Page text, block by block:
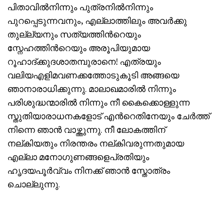
പിതാവിൽനിന്നും പുത്രനിൽനിന്നും
പുറപ്പെടുന്നവനും, എല്ലാത്തിലും അവർക്കു
തുല്ല്യനും സത്യത്തിന്‍റെയും
സ്നേഹത്തിന്‍റെയും അരൂപിയുമായ
റൂഹാദ്ക്കുദശാതമ്പുരാനെ! എത്രയും
വലിയഎളിമവണക്കത്തോടുകൂടി അങ്ങയെ
ഞാനാരാധിക്കുന്നു. മാലാഖമാരിൽ നിന്നും
പരിശുദ്ധന്മാരിൽ നിന്നും നീ കൈക്കൊള്ളുന്ന
സ്തുതിയാരാധനകളോട് എന്‍റെതിനേയും ചേർത്ത്
നിന്നെ ഞാൻ വാഴ്ത്തുന്നു. നീ ലോകത്തിന്
നല്കിയതും നിരന്തരം നല്കിവരുന്നതുമായ
എല്ലാ മനോഗുണങ്ങളെപ്രതിയും
ഹൃദയപൂർവ്വം നിനക്ക് ഞാൻ സ്തോത്രം
ചൊല്ലുന്നു.